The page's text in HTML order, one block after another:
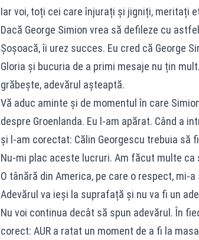
Iar voi, toți cei care înjurați și jigniți, meritați
Dacă George Simion vrea să defileze cu
Șoșoacă, îi urez succes. Eu cred că George
Gloria și bucuria de a primi mesaje nu țin
grăbește, adevărul așteaptă.
Vă aduc aminte și de momentul în care
despre Groenlanda. Eu l-am apărat. Când a
și l-am corectat: Călin Georgescu trebuia să
Nu-mi plac aceste lucruri. Am făcut multe
O tânără din America, pe care o respect,
Adevărul va ieși la suprafață și nu va fi un
Nu voi continua decât să spun adevărul. În
corect: AUR a ratat un moment de a fi la